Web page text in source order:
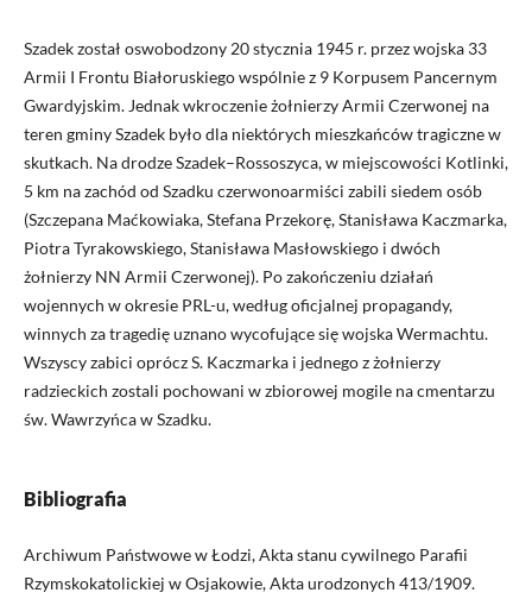
Szadek został oswobodzony 20 stycznia 1945 r. przez wojska 33
Armii I Frontu Białoruskiego wspólnie z 9 Korpusem Pancernym
Gwardyjskim. Jednak wkroczenie żołnierzy Armii Czerwonej na
teren gminy Szadek było dla niektórych mieszkańców tragiczne w
skutkach. Na drodze Szadek–Rossoszyca, w miejscowości Kotlinki,
5 km na zachód od Szadku czerwonoarmiści zabili siedem osób
(Szczepana Maćkowiaka, Stefana Przekorę, Stanisława Kaczmarka,
Piotra Tyrakowskiego, Stanisława Masłowskiego i dwóch
żołnierzy NN Armii Czerwonej). Po zakończeniu działań
wojennych w okresie PRL-u, według oficjalnej propagandy,
winnych za tragedię uznano wycofujące się wojska Wermachtu.
Wszyscy zabici oprócz S. Kaczmarka i jednego z żołnierzy
radzieckich zostali pochowani w zbiorowej mogile na cmentarzu
św. Wawrzyńca w Szadku.
Bibliografia
Archiwum Państwowe w Łodzi, Akta stanu cywilnego Parafii
Rzymskokatolickiej w Osjakowie, Akta urodzonych 413/1909.